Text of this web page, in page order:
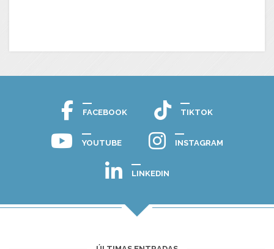
FACEBOOK TIKTOK
YOUTUBE INSTAGRAM
LINKEDIN